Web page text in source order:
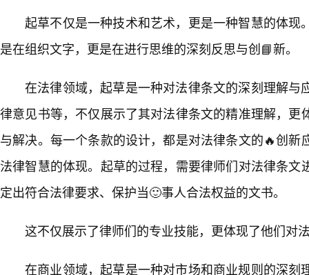
起草不仅是一种技术和艺术，更是一种智慧的体现
是在组织文字，更是在进行思维的深刻反思与创📘新。
在法律领域，起草是一种对法律条文的深刻理解与
律意见书等，不仅展示了其对法律条文的精准理解，更
与解决。每一个条款的设计，都是对法律条文的🔥创新
法律智慧的体现。起草的过程，需要律师们对法律条文
定出符合法律要求、保护当🙂事人合法权益的文书。
这不仅展示了律师们的专业技能，更体现了他们对
在商业领域，起草是一种对市场和商业规则的深刻